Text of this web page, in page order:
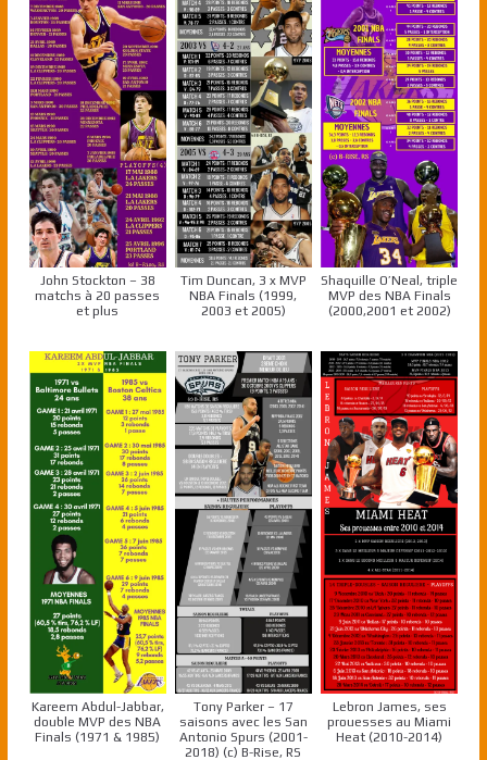
John Stockton – 38
matchs à 20 passes
et plus
Tim Duncan, 3 x MVP
NBA Finals (1999,
2003 et 2005)
Shaquille O’Neal, triple
MVP des NBA Finals
(2000,2001 et 2002)
Kareem Abdul-Jabbar,
double MVP des NBA
Finals (1971 & 1985)
Tony Parker – 17
saisons avec les San
Antonio Spurs (2001-
2018) (c) B-Rise, RS
Lebron James, ses
prouesses au Miami
Heat (2010-2014)